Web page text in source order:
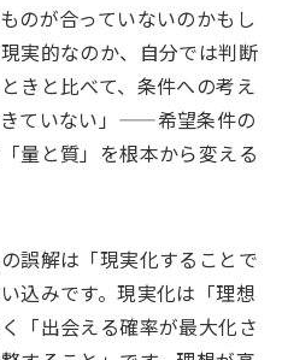
のが合っていないのかもし
実的なのか、自分では判断
きと比べて、条件への考え
ていない」——希望条件の
量と質」を根本から変える
誤解は「現実化することで
込みです。現実化は「理想
「出会える確率が最大化さ